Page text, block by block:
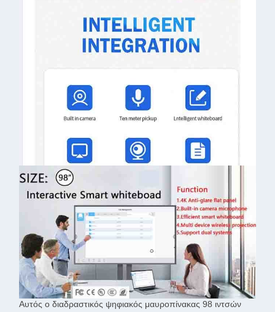
Αυτός ο διαδραστικός ψηφιακός μαυροπίνακας 98 ιντσών